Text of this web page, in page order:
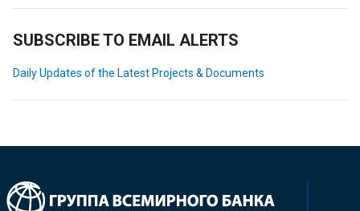
SUBSCRIBE TO EMAIL ALERTS
Daily Updates of the Latest Projects & Documents